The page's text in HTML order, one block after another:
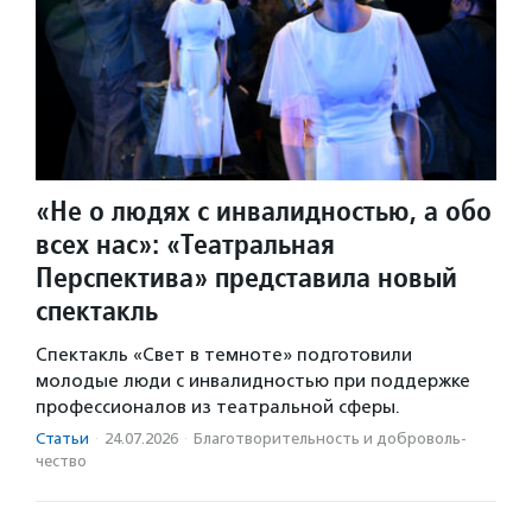
«Не о людях с инвалидностью, а обо
всех нас»: «Театральная
Перспектива» представила новый
спектакль
Спектакль «Свет в темноте» подготовили
молодые люди с инвалидностью при поддержке
профессионалов из театральной сферы.
Статьи · 24.07.2026 · Благотвори­тель­ность и доброволь­
чест­во